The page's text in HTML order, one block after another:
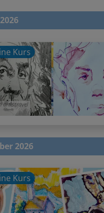
artistravel
Kurs
2026
Kurs